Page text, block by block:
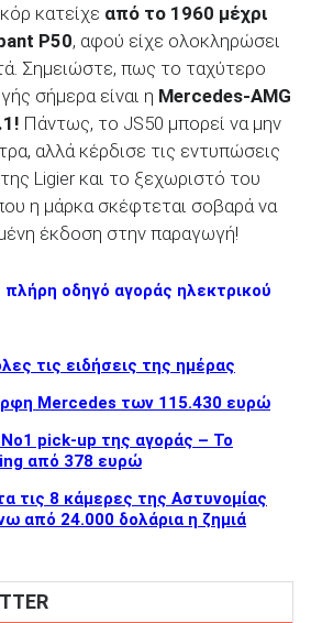
κατείχε από το 1960 μέχρι
P50, αφού είχε ολοκληρώσει
Σημειώστε, πως το ταχύτερο
σήμερα είναι η Mercedes-AMG
Πάντως, το JS50 μπορεί να μην
αλλά κέρδισε τις εντυπώσεις
Ligier και το ξεχωριστό του
η μάρκα σκέφτεται σοβαρά να
έκδοση στην παραγωγή!
πλήρη οδηγό αγοράς ηλεκτρικού
τις ειδήσεις της ημέρας
Mercedes των 115.430 ευρώ
pick-up της αγοράς – Το
από 378 ευρώ
τις 8 κάμερες της Αστυνομίας
από 24.000 δολάρια η ζημιά